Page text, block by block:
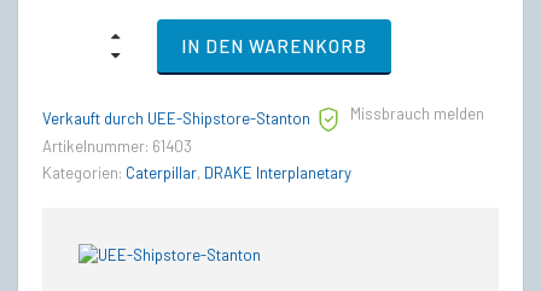
Caterpillar
Upgrade
quantity
IN DEN WARENKORB
Verkauft durch UEE-Shipstore-Stanton
Missbrauch melden
Artikelnummer: 61403
Kategorien: Caterpillar, DRAKE Interplanetary